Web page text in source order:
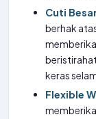
Cuti
berhak
keras
Flexible